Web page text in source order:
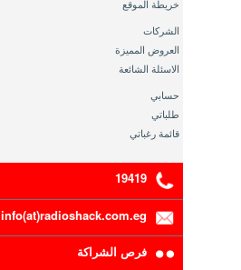
خريطة الموقع
الشركات
العروض المميزة
الاسئلة الشائعة
حسابي
طلباتي
قائمة رغباتي
19419
info(at)radioshack.com.eg
فرص الشراكة